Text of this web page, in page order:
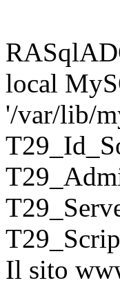
local
'/var/lib/
Il sito